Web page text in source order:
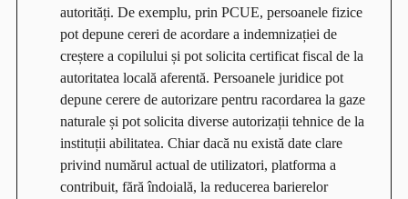
autorități. De exemplu, prin PCUE, persoanele fizice
pot depune cereri de acordare a indemnizației de
creștere a copilului și pot solicita certificat fiscal de la
autoritatea locală aferentă. Persoanele juridice pot
depune cerere de autorizare pentru racordarea la gaze
naturale și pot solicita diverse autorizații tehnice de la
instituții abilitatea. Chiar dacă nu există date clare
privind numărul actual de utilizatori, platforma a
contribuit, fără îndoială, la reducerea barierelor